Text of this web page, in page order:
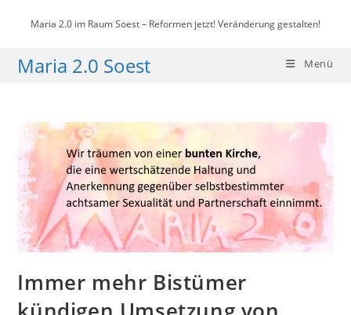
Maria 2.0 im Raum Soest – Reformen jetzt! Veränderung gestalten!
Maria 2.0 Soest Menü
Immer mehr Bistümer